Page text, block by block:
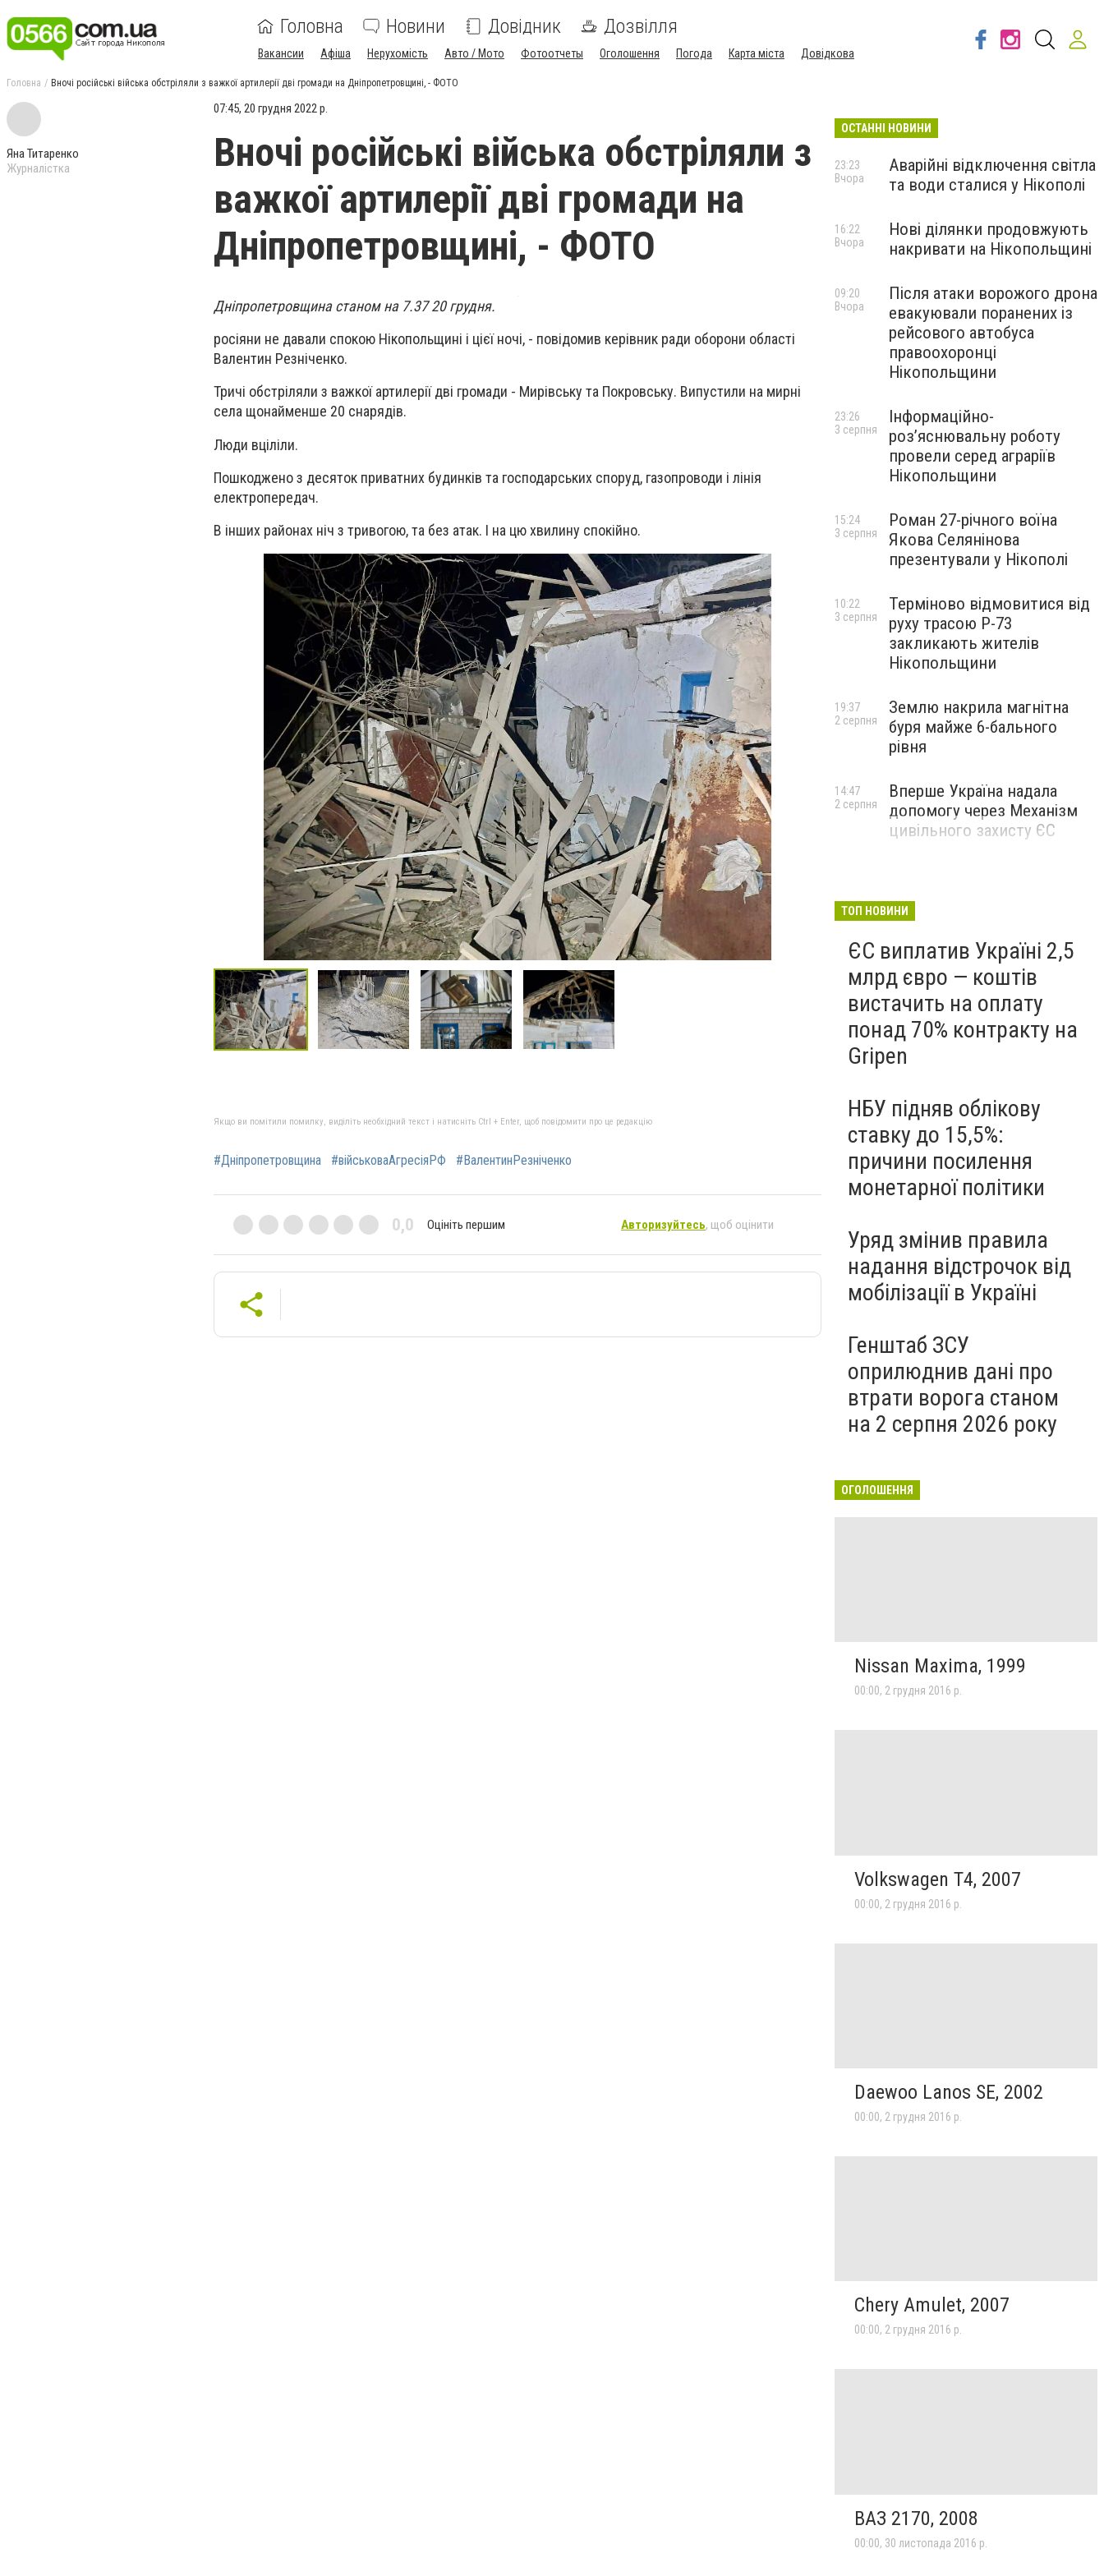
Головна Новини Довідник Дозвілля
Вакансии Афіша Нерухомість Авто / Мото Фотоотчеты Оголошення Погода Карта міста Довідкова
Головна Вночі російські війська обстріляли з важкої артилерії дві громади на Дніпропетровщині, - ФОТО
Яна Титаренко
Журналістка
07:45, 20 грудня 2022 р.
Вночі російські війська обстріляли з
важкої артилерії дві громади на
Дніпропетровщині, - ФОТО
Дніпропетровщина станом на 7.37 20 грудня.
росіяни не давали спокою Нікопольщині і цієї ночі, - повідомив керівник ради оборони області
Валентин Резніченко.
Тричі обстріляли з важкої артилерії дві громади - Мирівську та Покровську. Випустили на мирні
села щонайменше 20 снарядів.
Люди вціліли.
Пошкоджено з десяток приватних будинків та господарських споруд, газопроводи і лінія
електропередач.
В інших районах ніч з тривогою, та без атак. І на цю хвилину спокійно.
Якщо ви помітили помилку, виділіть необхідний текст і натисніть Ctrl + Enter, щоб повідомити про це редакцію
#Дніпропетровщина #військоваАгресіяРФ #ВалентинРезніченко
0,0 Оцініть першим Авторизуйтесь, щоб оцінити
ОСТАННІ НОВИНИ
Аварійні відключення світла
та води сталися у Нікополі
23:23
Вчора
Нові ділянки продовжують
накривати на Нікопольщині
16:22
Вчора
Після атаки ворожого дрона
евакуювали поранених із
рейсового автобуса
правоохоронці
Нікопольщини
09:20
Вчора
Інформаційно-
роз’яснювальну роботу
провели серед аграріїв
Нікопольщини
23:26
3 серпня
Роман 27-річного воїна
Якова Селянінова
презентували у Нікополі
15:24
3 серпня
Терміново відмовитися від
руху трасою Р-73
закликають жителів
Нікопольщини
10:22
3 серпня
Землю накрила магнітна
буря майже 6-бального
рівня
19:37
2 серпня
Вперше Україна надала
допомогу через Механізм
цивільного захисту ЄС
14:47
2 серпня
ТОП НОВИНИ
ЄС виплатив Україні 2,5
млрд євро — коштів
вистачить на оплату
понад 70% контракту на
Gripen
НБУ підняв облікову
ставку до 15,5%:
причини посилення
монетарної політики
Уряд змінив правила
надання відстрочок від
мобілізації в Україні
Генштаб ЗСУ
оприлюднив дані про
втрати ворога станом
на 2 серпня 2026 року
ОГОЛОШЕННЯ
Nissan Maxima, 1999
00:00, 2 грудня 2016 р.
Volkswagen T4, 2007
00:00, 2 грудня 2016 р.
Daewoo Lanos SE, 2002
00:00, 2 грудня 2016 р.
Chery Amulet, 2007
00:00, 2 грудня 2016 р.
ВАЗ 2170, 2008
00:00, 30 листопада 2016 р.